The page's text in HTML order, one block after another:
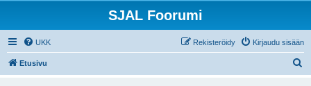
SJAL Foorumi
UKK Kirjaudu sisään
Rekisteröidy
Etusivu